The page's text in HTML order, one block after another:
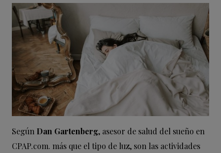
Según Dan Gartenberg, asesor de salud del sueño en
CPAP.com. más que el tipo de luz, son las actividades